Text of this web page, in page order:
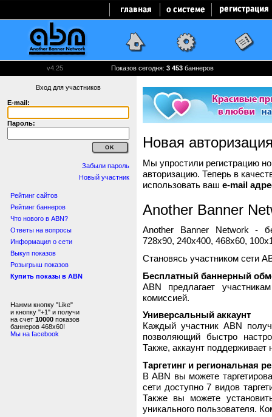
v4.25 Показов сегодня: 3 453 баннеров
Вход для участников
E-mail:
Пароль:
Забыли пароль
Новый участник
Рейтинг сайтов
Рейтинг баннеров
Что нового в ABN?
Ответы на вопросы
Информация о сети
Выкуп показов
Розыгрыш показов
Купить показы в ABN
Нажми кнопку "Like"
и кнопку "+1" и получи
на счет 10000 показов
баннеров 468x60!
Мы на facebook
Новая
Мы упростили регистрацию
авторизацию. Теперь в
использовать ваш e-mail
Another Banner
Another Banner Network -
728x90, 240x400, 468x60,
Становясь участником сети
Бесплатный баннерный
ABN предлагает
комиссией.
Универсальный аккаунт
Каждый участник ABN
позволяющий быстро
Также, аккаунт поддерживает
Таргетинг и региональная
В ABN вы можете
сети доступно 7 видов
Также вы можете
уникального пользователя.